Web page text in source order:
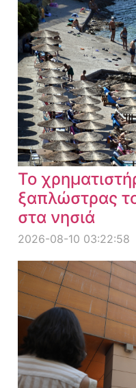
Το
ξαπλώστρας
στα νησιά
2026-08-10 03:22:58